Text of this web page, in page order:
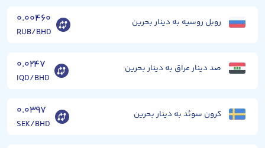
روبل روسیه به دینار بحرین ۰.۰۰۴۶۰
RUB/BHD
صد دینار عراق به دینار بحرین ۰.۰۲۴۷
IQD/BHD
کرون سوئد به دینار بحرین ۰.۰۳۹۷
SEK/BHD